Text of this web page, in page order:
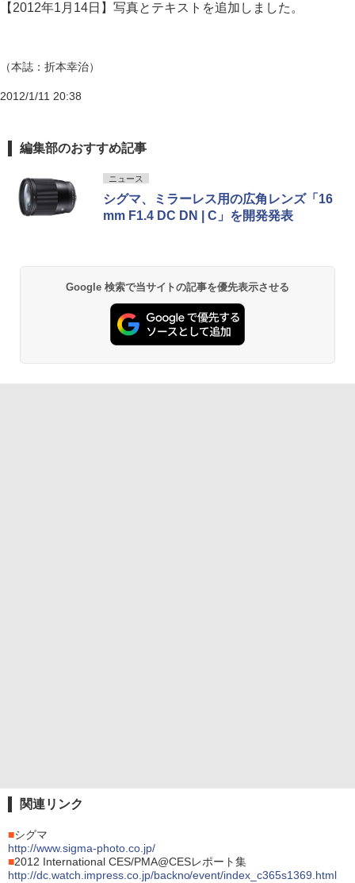
【2012年1月14日】写真とテキストを追加しました。
（本誌：折本幸治）
2012/1/11 20:38
編集部のおすすめ記事
ニュース
シグマ、ミラーレス用の広角レンズ「16
mm F1.4 DC DN | C」を開発発表
Google 検索で当サイトの記事を優先表示させる
関連リンク
■シグマ
http://www.sigma-photo.co.jp/
■2012 International CES/PMA@CESレポート集
http://dc.watch.impress.co.jp/backno/event/index_c365s1369.html